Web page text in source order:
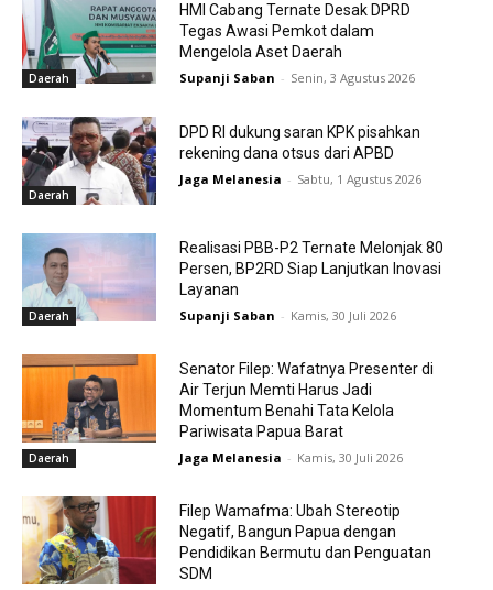
Daerah
HMI Cabang Ternate Desak DPRD
Tegas Awasi Pemkot dalam
Mengelola Aset Daerah
Supanji Saban - Senin, 3 Agustus 2026
Daerah
DPD RI dukung saran KPK pisahkan
rekening dana otsus dari APBD
Jaga Melanesia - Sabtu, 1 Agustus 2026
Daerah
Realisasi PBB-P2 Ternate Melonjak 80
Persen, BP2RD Siap Lanjutkan Inovasi
Layanan
Supanji Saban - Kamis, 30 Juli 2026
Daerah
Senator Filep: Wafatnya Presenter di
Air Terjun Memti Harus Jadi
Momentum Benahi Tata Kelola
Pariwisata Papua Barat
Jaga Melanesia - Kamis, 30 Juli 2026
Filep Wamafma: Ubah Stereotip
Negatif, Bangun Papua dengan
Pendidikan Bermutu dan Penguatan
SDM